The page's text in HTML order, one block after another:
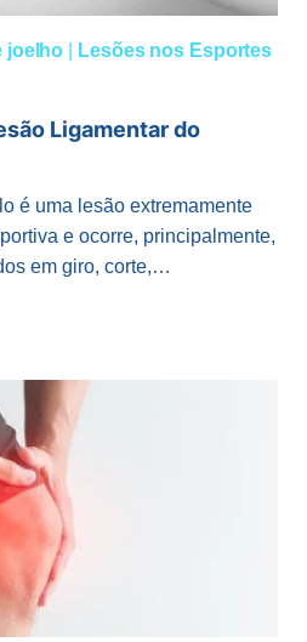
joelho
Lesões nos Esportes
Ligamentar do
é uma lesão extremamente
e ocorre, principalmente,
em giro, corte,…